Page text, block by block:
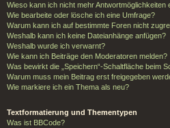
Wieso kann ich nicht mehr Antwortmöglichkeiten
Wie bearbeite oder lösche ich eine Umfrage?
Warum kann ich auf bestimmte Foren nicht
Weshalb kann ich keine Dateianhänge anfügen?
Weshalb wurde ich verwarnt?
Wie kann ich Beiträge den Moderatoren melden?
Was bewirkt die „Speichern“-Schaltfläche beim
Warum muss mein Beitrag erst freigegeben
Wie markiere ich ein Thema als neu?
Textformatierung und Thementypen
Was ist BBCode?